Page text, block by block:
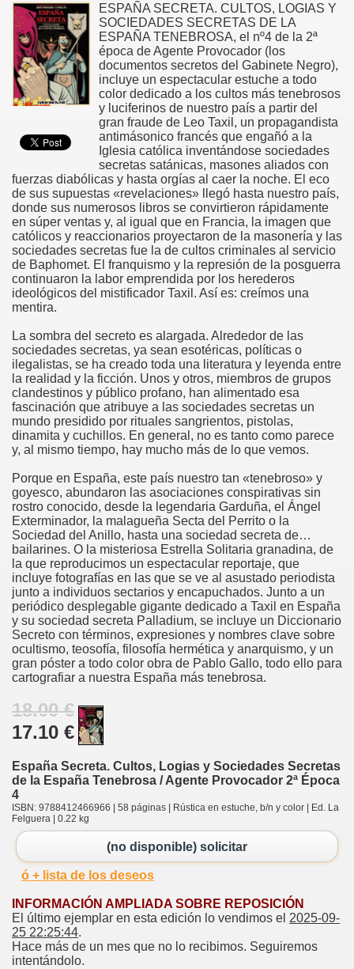
ESPAÑA SECRETA. CULTOS, LOGIAS Y
SOCIEDADES SECRETAS DE LA
ESPAÑA TENEBROSA, el nº4 de la 2ª
época de Agente Provocador (los
documentos secretos del Gabinete Negro),
incluye un espectacular estuche a todo
color dedicado a los cultos más tenebrosos
y luciferinos de nuestro país a partir del
gran fraude de Leo Taxil, un propagandista
antimásonico francés que engañó a la
Iglesia católica inventándose sociedades
secretas satánicas, masones aliados con
fuerzas diabólicas y hasta orgías al caer la noche. El eco
de sus supuestas «revelaciones» llegó hasta nuestro país,
donde sus numerosos libros se convirtieron rápidamente
en súper ventas y, al igual que en Francia, la imagen que
católicos y reaccionarios proyectaron de la masonería y las
sociedades secretas fue la de cultos criminales al servicio
de Baphomet. El franquismo y la represión de la posguerra
continuaron la labor emprendida por los herederos
ideológicos del mistificador Taxil. Así es: creímos una
mentira.
La sombra del secreto es alargada. Alrededor de las
sociedades secretas, ya sean esotéricas, políticas o
ilegalistas, se ha creado toda una literatura y leyenda entre
la realidad y la ficción. Unos y otros, miembros de grupos
clandestinos y público profano, han alimentado esa
fascinación que atribuye a las sociedades secretas un
mundo presidido por rituales sangrientos, pistolas,
dinamita y cuchillos. En general, no es tanto como parece
y, al mismo tiempo, hay mucho más de lo que vemos.
Porque en España, este país nuestro tan «tenebroso» y
goyesco, abundaron las asociaciones conspirativas sin
rostro conocido, desde la legendaria Garduña, el Ángel
Exterminador, la malagueña Secta del Perrito o la
Sociedad del Anillo, hasta una sociedad secreta de…
bailarines. O la misteriosa Estrella Solitaria granadina, de
la que reproducimos un espectacular reportaje, que
incluye fotografías en las que se ve al asustado periodista
junto a individuos sectarios y encapuchados. Junto a un
periódico desplegable gigante dedicado a Taxil en España
y su sociedad secreta Palladium, se incluye un Diccionario
Secreto con términos, expresiones y nombres clave sobre
ocultismo, teosofía, filosofía hermética y anarquismo, y un
gran póster a todo color obra de Pablo Gallo, todo ello para
cartografiar a nuestra España más tenebrosa.
18.00 €
17.10 €
España Secreta. Cultos, Logias y Sociedades Secretas
de la España Tenebrosa / Agente Provocador 2ª Época
4
ISBN: 9788412466966 | 58 páginas | Rústica en estuche, b/n y color | Ed. La
Felguera | 0.22 kg
(no disponible) solicitar
ó + lista de los deseos
INFORMACIÓN AMPLIADA SOBRE REPOSICIÓN
El último ejemplar en esta edición lo vendimos el 2025-09-
25 22:25:44.
Hace más de un mes que no lo recibimos. Seguiremos
intentándolo.